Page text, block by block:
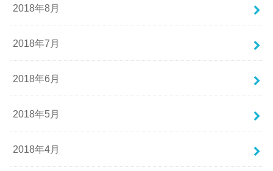
2018年8月
2018年7月
2018年6月
2018年5月
2018年4月